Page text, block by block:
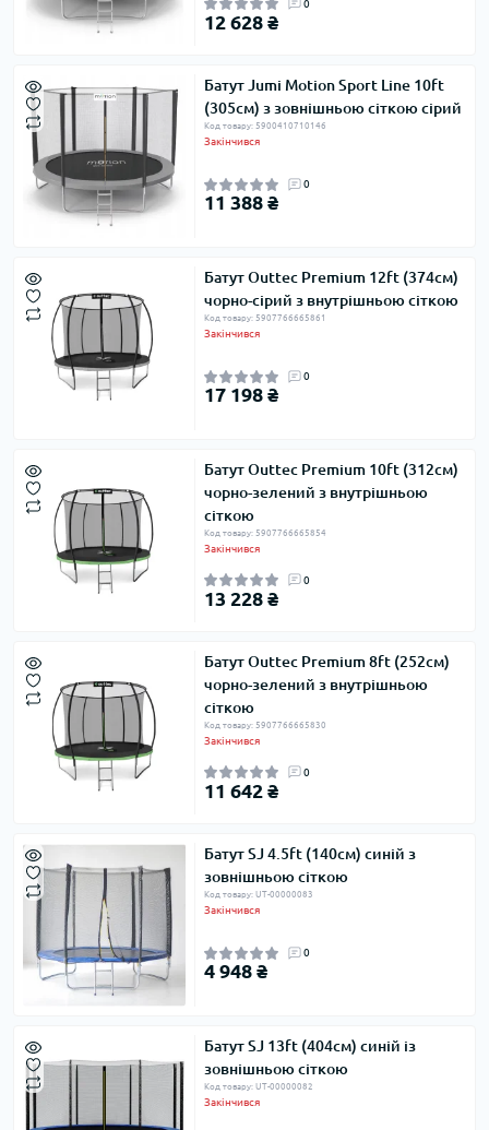
0
12 628 ₴
Батут Jumi Motion Sport Line 10ft
(305см) з зовнішньою сіткою сірий
Код товару: 5900410710146
Закінчився
0
11 388 ₴
Батут Outtec Premium 12ft (374см)
чорно-сірий з внутрішньою сіткою
Код товару: 5907766665861
Закінчився
0
17 198 ₴
Батут Outtec Premium 10ft (312см)
чорно-зелений з внутрішньою
сіткою
Код товару: 5907766665854
Закінчився
0
13 228 ₴
Батут Outtec Premium 8ft (252см)
чорно-зелений з внутрішньою
сіткою
Код товару: 5907766665830
Закінчився
0
11 642 ₴
Батут SJ 4.5ft (140см) синій з
зовнішньою сіткою
Код товару: UT-00000083
Закінчився
0
4 948 ₴
Батут SJ 13ft (404см) синій із
зовнішньою сіткою
Код товару: UT-00000082
Закінчився